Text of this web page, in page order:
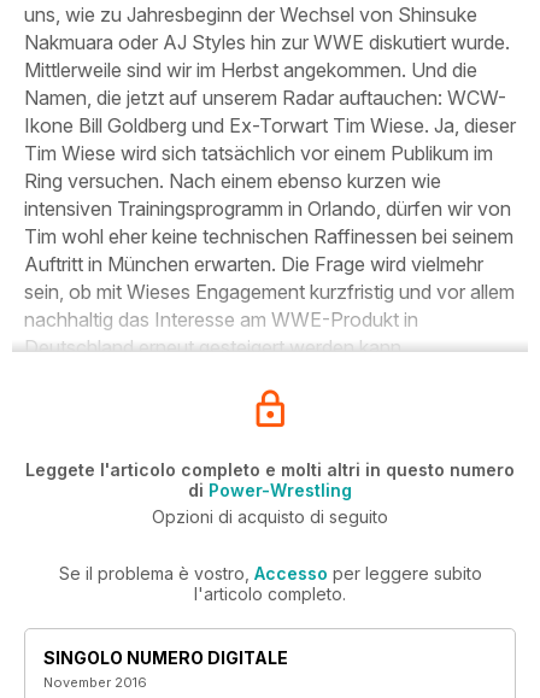
uns, wie zu Jahresbeginn der Wechsel von Shinsuke
Nakmuara oder AJ Styles hin zur WWE diskutiert wurde.
Mittlerweile sind wir im Herbst angekommen. Und die
Namen, die jetzt auf unserem Radar auftauchen: WCW-
Ikone Bill Goldberg und Ex-Torwart Tim Wiese. Ja, dieser
Tim Wiese wird sich tatsächlich vor einem Publikum im
Ring versuchen. Nach einem ebenso kurzen wie
intensiven Trainingsprogramm in Orlando, dürfen wir von
Tim wohl eher keine technischen Raffinessen bei seinem
Auftritt in München erwarten. Die Frage wird vielmehr
sein, ob mit Wieses Engagement kurzfristig und vor allem
nachhaltig das Interesse am WWE-Produkt in
Deutschland erneut gesteigert werden kann.
Leggete l'articolo completo e molti altri in questo numero
di Power-Wrestling
Opzioni di acquisto di seguito
Se il problema è vostro, Accesso per leggere subito
l'articolo completo.
SINGOLO NUMERO DIGITALE
November 2016